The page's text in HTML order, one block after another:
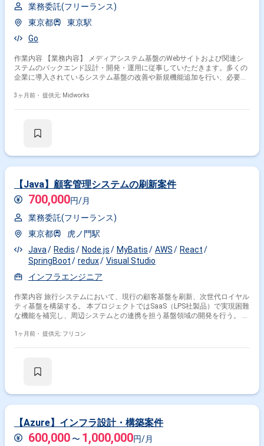
業務委託(フリーランス)
東京都
東京駅
Go
作業内容 【業務内容】 メディアシステム基盤のWebサイトおよび関連シ
ステムのバックエンド設計・開発・運用に従事していただきます。多くの
企業に導入されているシステム基盤の改善や新規機能追加を行い、必要に
内容】 ・Webサイトおよび関連システムのバックエンド設計・開発・運用
3ヶ月前・ 提供元: Midworks
【Java】顧客管理システムの刷新案件
700,000円/月
業務委託(フリーランス)
東京都
虎ノ門駅
Java
Redis Node.js MyBatis AWS
React
SpringBoot
redux
Visual Studio
インフラエンジニア
作業内容 旅行システムにおいて、現行の顧客基盤を刷新、次世代ロイヤル
ティ基盤を構築する。 本プロジェクトではSaaS（LPS社製品）で実現困難
な機能を補完し、周辺システムとの連携を担う基盤領域の開発を行う。 作
ムテスト、ユーザ受入テスト。 フロント：React、Node.js、Redux、 サー
1ヶ月前・ 提供元: フリコン
【Azure】インフラ設計・構築案件
600,000 〜 1,000,000円/月